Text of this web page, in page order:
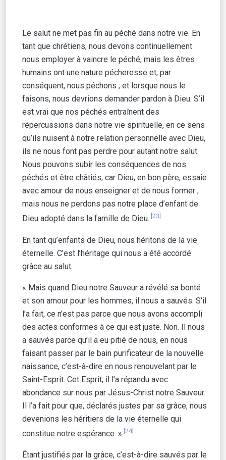
Le salut ne met pas fin au péché dans notre vie. En
tant que chrétiens, nous devons continuellement
nous employer à vaincre le péché, mais les êtres
humains ont une nature pécheresse et, par
conséquent, nous péchons ; et lorsque nous le
faisons, nous devrions demander pardon à Dieu. S’il
est vrai que nos péchés entraînent des
répercussions dans notre vie spirituelle, en ce sens
qu’ils nuisent à notre relation personnelle avec Dieu,
ils ne nous font pas perdre pour autant notre salut.
Nous pouvons subir les conséquences de nos
péchés et être châtiés, car Dieu, en bon père, essaie
avec amour de nous enseigner et de nous former ;
mais nous ne perdons pas notre place d’enfant de
Dieu adopté dans la famille de Dieu. [23]
En tant qu’enfants de Dieu, nous héritons de la vie
éternelle. C’est l’héritage qui nous a été accordé
grâce au salut.
« Mais quand Dieu notre Sauveur a révélé sa bonté
et son amour pour les hommes, il nous a sauvés. S’il
l’a fait, ce n’est pas parce que nous avons accompli
des actes conformes à ce qui est juste. Non. Il nous
a sauvés parce qu’il a eu pitié de nous, en nous
faisant passer par le bain purificateur de la nouvelle
naissance, c’est-à-dire en nous renouvelant par le
Saint-Esprit. Cet Esprit, il l’a répandu avec
abondance sur nous par Jésus-Christ notre Sauveur.
Il l’a fait pour que, déclarés justes par sa grâce, nous
devenions les héritiers de la vie éternelle qui
constitue notre espérance. » [24]
Étant justifiés par la grâce, c’est-à-dire sauvés par le